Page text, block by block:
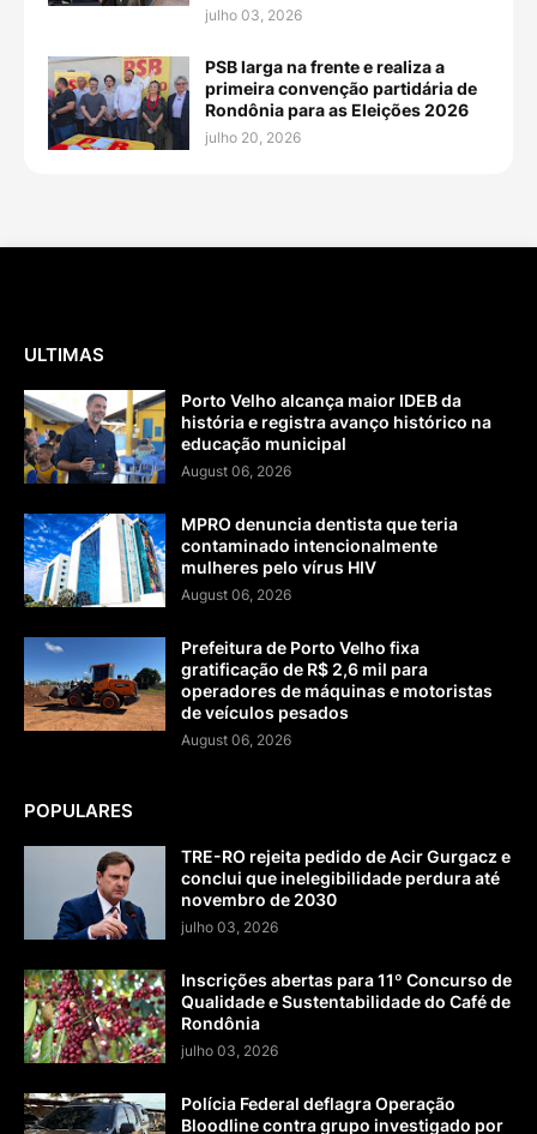
julho 03, 2026
PSB larga na frente e realiza a
primeira convenção partidária de
Rondônia para as Eleições 2026
julho 20, 2026
ULTIMAS
Porto Velho alcança maior IDEB da
história e registra avanço histórico na
educação municipal
August 06, 2026
MPRO denuncia dentista que teria
contaminado intencionalmente
mulheres pelo vírus HIV
August 06, 2026
Prefeitura de Porto Velho fixa
gratificação de R$ 2,6 mil para
operadores de máquinas e motoristas
de veículos pesados
August 06, 2026
POPULARES
TRE-RO rejeita pedido de Acir Gurgacz e
conclui que inelegibilidade perdura até
novembro de 2030
julho 03, 2026
Inscrições abertas para 11º Concurso de
Qualidade e Sustentabilidade do Café de
Rondônia
julho 03, 2026
Polícia Federal deflagra Operação
Bloodline contra grupo investigado por